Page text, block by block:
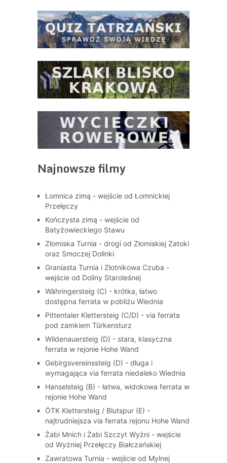
Najnowsze filmy
Łomnica zimą - wejście od Łomnickiej
Przełęczy
Kończysta zimą - wejście od
Batyżowieckiego Stawu
Złomiska Turnia - drogi od Złomiskiej Zatoki
oraz Smoczej Dolinki
Graniasta Turnia i Złotnikowa Czuba -
wejście od Doliny Staroleśnej
Währingersteig (C) - krótka, łatwo
dostępna ferrata w pobliżu Wiednia
Pittentaler Klettersteig (C/D) - via ferrata
pod zamkiem Türkensturz
Wildenauersteig (D) - stara, klasyczna
ferrata w rejonie Hohe Wand
Gebirgsvereinssteig (D) - długa i
wymagająca via ferrata niedaleko Wiednia
Hanselsteig (B) - łatwa, widokowa ferrata w
rejonie Hohe Wand
ÖTK Klettersteig / Blutspur (E) -
najtrudniejsza via ferrata rejonu Hohe Wand
Żabi Mnich i Żabi Szczyt Wyżni - wejście
od Wyżniej Przełęczy Białczańskiej
Zawratowa Turnia - wejście od Mylnej